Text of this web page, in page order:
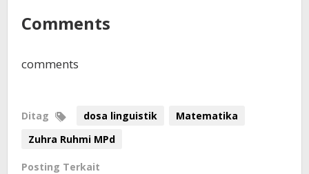
Comments
comments
Ditag dosa linguistik
Matematika
Zuhra Ruhmi MPd
Posting Terkait